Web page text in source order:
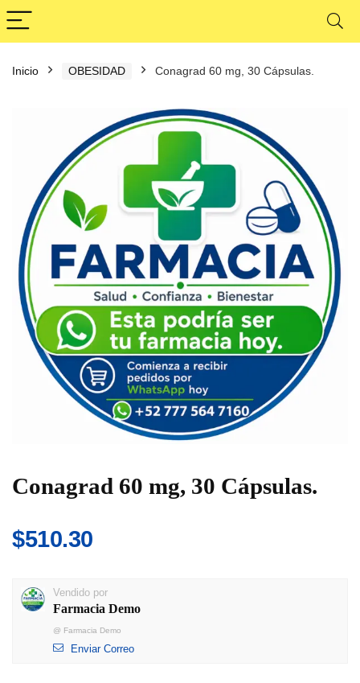
Inicio OBESIDAD Conagrad 60 mg, 30 Cápsulas.
Conagrad 60 mg, 30 Cápsulas.
$510.30
Vendido por
Farmacia Demo
@ Farmacia Demo
Enviar Correo